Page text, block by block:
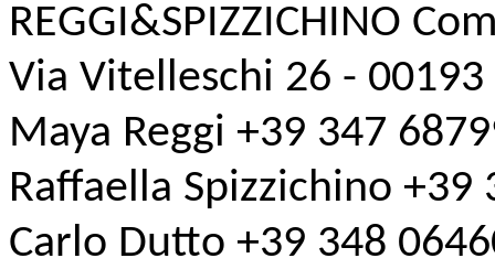
REGGI&SPIZZICHINO
Via Vitelleschi 26 - 00193
Maya Reggi +39 347
Raffaella Spizzichino +39
Carlo Dutto +39 348